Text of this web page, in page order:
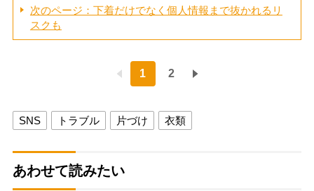
次のページ：下着だけでなく個人情報まで抜かれるリ
スクも
1 2
SNS トラブル 片づけ 衣類
あわせて読みたい